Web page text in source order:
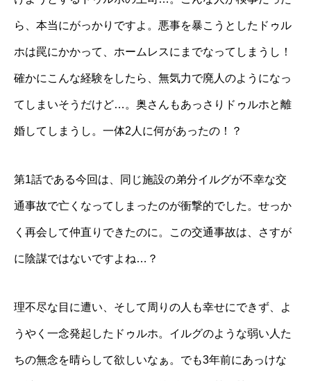
ら、本当にがっかりですよ。悪事を暴こうとしたドゥル
ホは罠にかかって、ホームレスにまでなってしまうし！
確かにこんな経験をしたら、無気力で廃人のようになっ
てしまいそうだけど…。奥さんもあっさりドゥルホと離
婚してしまうし。一体2人に何があったの！？
第1話である今回は、同じ施設の弟分イルグが不幸な交
通事故で亡くなってしまったのが衝撃的でした。せっか
く再会して仲直りできたのに。この交通事故は、さすが
に陰謀ではないですよね…？
理不尽な目に遭い、そして周りの人も幸せにできず、よ
うやく一念発起したドゥルホ。イルグのような弱い人た
ちの無念を晴らして欲しいなぁ。でも3年前にあっけな